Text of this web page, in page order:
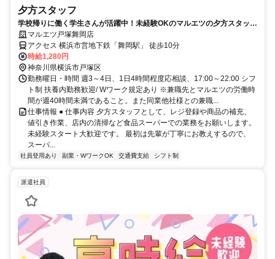
夕方スタッフ
学校帰りに働く学生さんが活躍中！未経験OKのマルエツの夕方スタッフ
（パート・アルバイト）求人
マルエツ戸塚舞岡店
アクセス 横浜市営地下鉄「舞岡駅」 徒歩10分
時給1,280円
神奈川県横浜市戸塚区
勤務曜日・時間 週3～4日、1日4時間程度応相談、17:00～22:00 シフ
ト制 扶養内勤務歓迎/ Wワーク規定あり ※兼職先とマルエツの労働時
間が週40時間未満であること。また同業他社様との兼職...
仕事情報 ● 仕事内容 夕方スタッフとして、レジ登録や商品の補充、
値引き作業、店内の清掃など食品スーパーでの業務をお願いします。
未経験スタート大歓迎です。 最初は先輩が丁寧にお教えするので、
スーパ...
社員登用あり 副業・WワークOK 交通費支給 シフト制
派遣社員